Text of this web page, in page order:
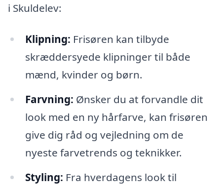
i Skuldelev:
Klipning: Frisøren kan tilbyde
skræddersyede klipninger til både
mænd, kvinder og børn.
Farvning: Ønsker du at forvandle dit
look med en ny hårfarve, kan frisøren
give dig råd og vejledning om de
nyeste farvetrends og teknikker.
Styling: Fra hverdagens look til